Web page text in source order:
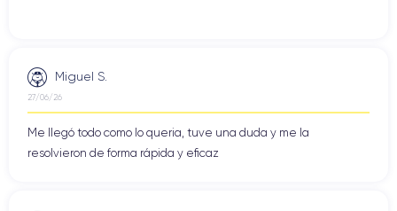
Miguel S.
27/06/26
Me llegó todo como lo queria, tuve una duda y me la
resolvieron de forma rápida y eficaz